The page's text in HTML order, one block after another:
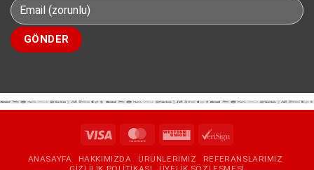
için
Visa MasterCardWestern
ANASAYFA HAKKIMIZDA ÜRÜNLERIMIZ
REFERANSLARIMIZ